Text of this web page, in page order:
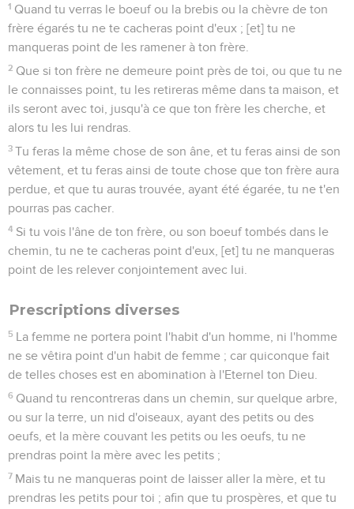
1 Quand tu verras le boeuf ou la brebis ou la chèvre de ton
frère égarés tu ne te cacheras point d'eux ; [et] tu ne
manqueras point de les ramener à ton frère.
2 Que si ton frère ne demeure point près de toi, ou que tu ne
le connaisses point, tu les retireras même dans ta maison, et
ils seront avec toi, jusqu'à ce que ton frère les cherche, et
alors tu les lui rendras.
3 Tu feras la même chose de son âne, et tu feras ainsi de son
vêtement, et tu feras ainsi de toute chose que ton frère aura
perdue, et que tu auras trouvée, ayant été égarée, tu ne t'en
pourras pas cacher.
4 Si tu vois l'âne de ton frère, ou son boeuf tombés dans le
chemin, tu ne te cacheras point d'eux, [et] tu ne manqueras
point de les relever conjointement avec lui.
Prescriptions diverses
5 La femme ne portera point l'habit d'un homme, ni l'homme
ne se vêtira point d'un habit de femme ; car quiconque fait
de telles choses est en abomination à l'Eternel ton Dieu.
6 Quand tu rencontreras dans un chemin, sur quelque arbre,
ou sur la terre, un nid d'oiseaux, ayant des petits ou des
oeufs, et la mère couvant les petits ou les oeufs, tu ne
prendras point la mère avec les petits ;
7 Mais tu ne manqueras point de laisser aller la mère, et tu
prendras les petits pour toi ; afin que tu prospères, et que tu